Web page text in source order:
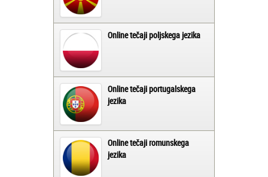
Online tečaji poljskega jezika
Online tečaji portugalskega
jezika
Online tečaji romunskega
jezika